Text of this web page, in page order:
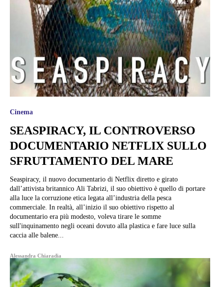
Cinema
SEASPIRACY, IL CONTROVERSO
DOCUMENTARIO NETFLIX SULLO
SFRUTTAMENTO DEL MARE
Seaspiracy, il nuovo documentario di Netflix diretto e girato
dall’attivista britannico Ali Tabrizi, il suo obiettivo è quello di portare
alla luce la corruzione etica legata all’industria della pesca
commerciale. In realtà, all’inizio il suo obiettivo rispetto al
documentario era più modesto, voleva tirare le somme
sull'inquinamento negli oceani dovuto alla plastica e fare luce sulla
caccia alle balene...
Alessandra Chiaradia